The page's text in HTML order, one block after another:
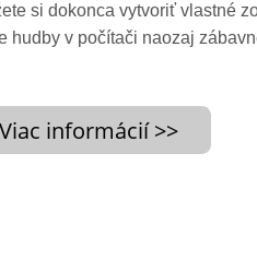
si dokonca vytvoriť vlastné
hudby v počítači naozaj